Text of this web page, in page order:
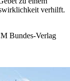
verhilft.
Bundes-Verlag